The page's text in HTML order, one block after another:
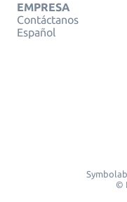
EMPRESA
Contáctanos
Español
©